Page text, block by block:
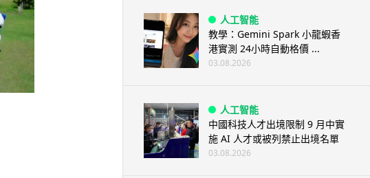
人工智能
教學：Gemini Spark 小龍蝦香
港實測 24小時自動格價 ...
03.08.2026
人工智能
中國科技人才出境限制 9 月中實
施 AI 人才或被列禁止出境名單
03.08.2026